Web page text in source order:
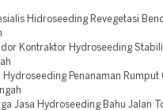
Hidroseeding Revegetasi
Kontraktor Hydroseeding
Penanaman Rumput
Jasa Hydroseeding Bahu Jalan